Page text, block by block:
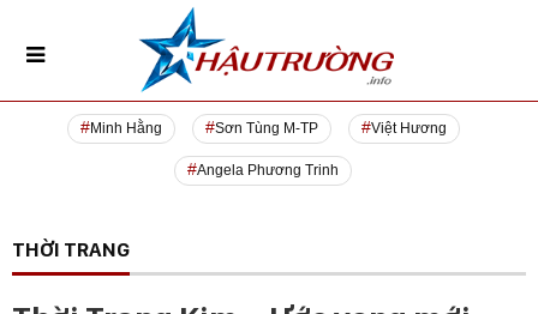
Minh Hằng Sơn Tùng M-TP Việt Hương
Angela Phương Trinh
THỜI TRANG